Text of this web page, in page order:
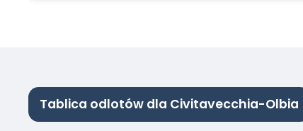
Tablica odlotów dla Civitavecchia-Olbia